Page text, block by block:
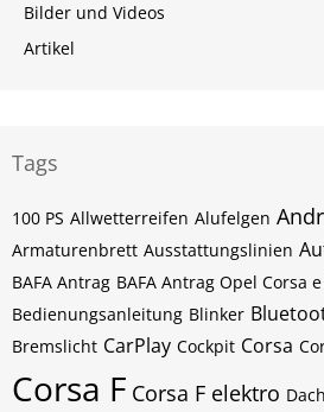
Bilder und Videos
Artikel
Tags
100 PS Allwetterreifen Alufelgen
Armaturenbrett Ausstattungslinien
BAFA Antrag BAFA Antrag Opel Corsa e
Bedienungsanleitung Blinker
Bremslicht CarPlay Cockpit Corsa
Corsa F Corsa F elektro